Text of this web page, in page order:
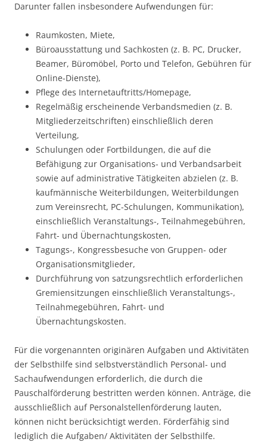
Darunter fallen insbesondere Aufwendungen für:
Raumkosten, Miete,
Büroausstattung und Sachkosten (z. B. PC, Drucker,
Beamer, Büromöbel, Porto und Telefon, Gebühren für
Online-Dienste),
Pflege des Internetauftritts/Homepage,
Regelmäßig erscheinende Verbandsmedien (z. B.
Mitgliederzeitschriften) einschließlich deren
Verteilung,
Schulungen oder Fortbildungen, die auf die
Befähigung zur Organisations- und Verbandsarbeit
sowie auf administrative Tätigkeiten abzielen (z. B.
kaufmännische Weiterbildungen, Weiterbildungen
zum Vereinsrecht, PC-Schulungen, Kommunikation),
einschließlich Veranstaltungs-, Teilnahmegebühren,
Fahrt- und Übernachtungskosten,
Tagungs-, Kongressbesuche von Gruppen- oder
Organisationsmitglieder,
Durchführung von satzungsrechtlich erforderlichen
Gremiensitzungen einschließlich Veranstaltungs-,
Teilnahmegebühren, Fahrt- und
Übernachtungskosten.
Für die vorgenannten originären Aufgaben und Aktivitäten
der Selbsthilfe sind selbstverständlich Personal- und
Sachaufwendungen erforderlich, die durch die
Pauschalförderung bestritten werden können. Anträge, die
ausschließlich auf Personalstellenförderung lauten,
können nicht berücksichtigt werden. Förderfähig sind
lediglich die Aufgaben/ Aktivitäten der Selbsthilfe.